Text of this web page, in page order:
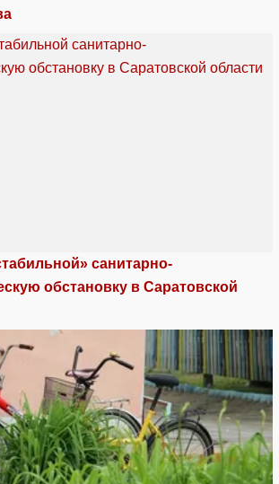
санитарно-
обстановку в Саратовской